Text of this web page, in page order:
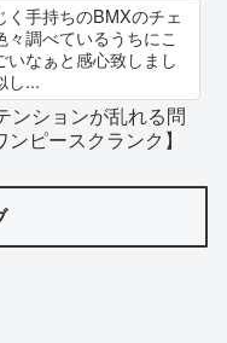
く手持ちのBMXのチェ
調べているうちにこ
なぁと感心致しまし
し...
ンションが乱れる問
ピースクランク】